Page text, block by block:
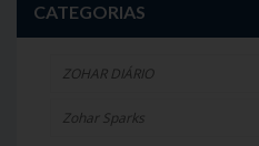
CATEGORIAS
ZOHAR DIÁRIO
Zohar Sparks